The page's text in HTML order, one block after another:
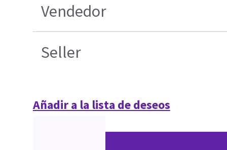
Vendedor
Seller
Añadir a la lista de deseos